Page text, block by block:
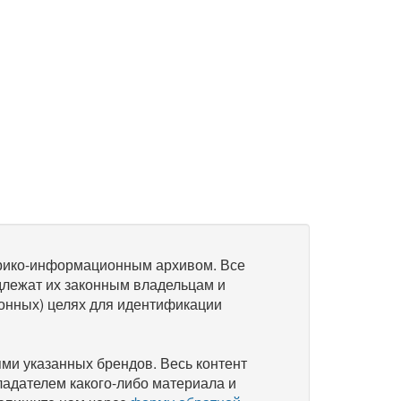
информационным архивом. Все
их законным владельцам и
целях для идентификации
указанных брендов. Весь контент
какого-либо материала и